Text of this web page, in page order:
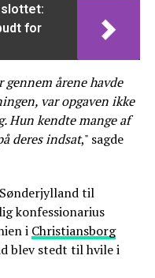
for
gennem årene havde
var opgaven ikke
Hun kendte mange af
deres indsat," sagde
til
konfessionarius
i Christiansborg
blev stedt til hvile i